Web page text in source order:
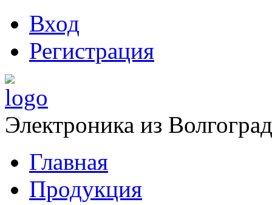
Вход
Регистрация
Электроника из
Главная
Продукция